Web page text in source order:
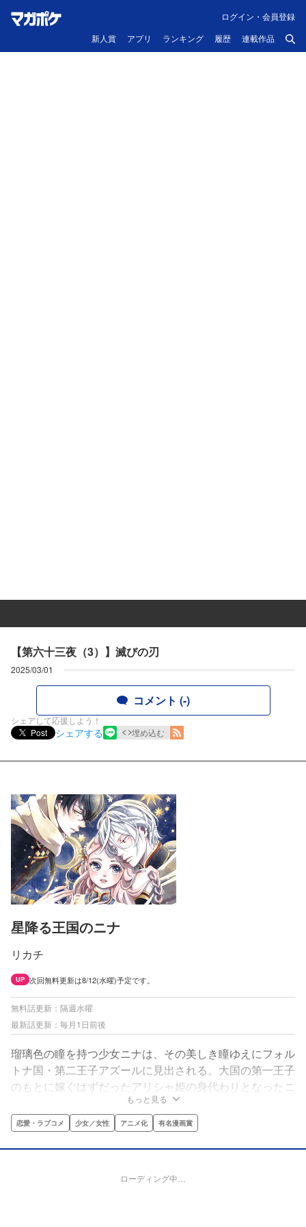
新人賞 アプリ ランキング 履歴 連載作品
ログイン・会員登録
【第六十三夜（3）】滅びの刃
2025/03/01
コメント (-)
シェアして応援しよう！
Post
シェアする 埋め込む
星降る王国のニナ
リカチ
UP 次回無料更新は8/12(水曜)予定です。
無料話更新：隔週水曜
最新話更新：毎月1日前後
瑠璃色の瞳を持つ少女ニナは、その美しき瞳ゆえにフォル
トナ国・第二王子アズールに見出される。大国の第一王子
のもとに嫁ぐはずだったアリシャ姫の身代わりとなったニ
ナは、作法を学び、美しく着飾り、大国を欺くことを求め
られる。星に導かれ、二人の王子と出会ったニナは、そこ
で真実の愛を知ることに!?王宮ラブファンタジー！
もっと見る
恋愛・ラブコメ 少女／女性 アニメ化 有名漫画賞
ローディング中…